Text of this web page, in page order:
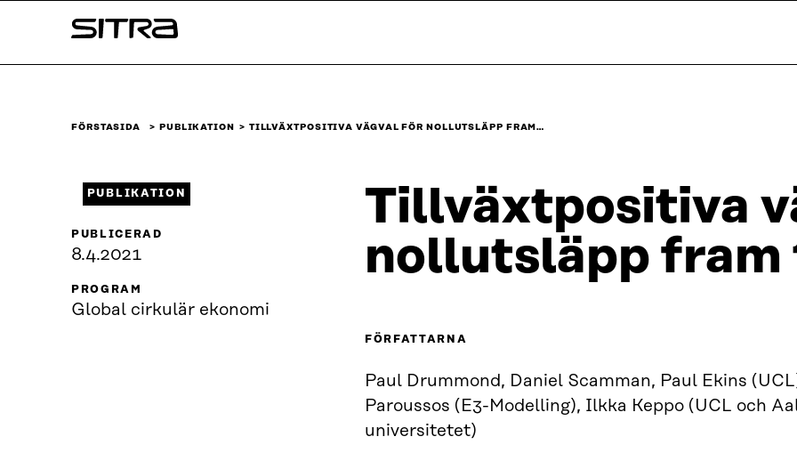
↓
Sitra
FÖRSTASIDA PUBLIKATION TILLVÄXTPOSITIVA VÄGVAL FÖR NOLLUTSLÄPP FRAM…
Tillväxtpositiva
nollutsläpp fram
FÖRFATTARNA
Paul Drummond, Daniel Scamman, Paul Ekins
Paroussos (E3-Modelling), Ilkka Keppo (UCL och
universitetet)
PUBLIKATION
PUBLICERAD
8.4.2021
PROGRAM
Global cirkulär ekonomi